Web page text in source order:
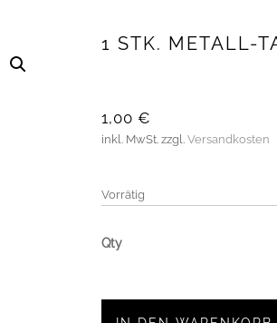
1 STK. METALL-
1,00 €
inkl. MwSt. zzgl. Versandkosten
Vorrätig